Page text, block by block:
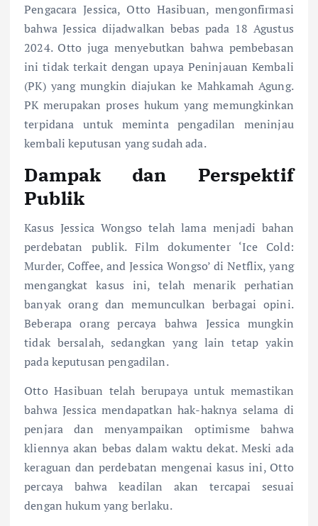
Pengacara Jessica, Otto Hasibuan, mengonfirmasi
bahwa Jessica dijadwalkan bebas pada 18 Agustus
2024. Otto juga menyebutkan bahwa pembebasan
ini tidak terkait dengan upaya Peninjauan Kembali
(PK) yang mungkin diajukan ke Mahkamah Agung.
PK merupakan proses hukum yang memungkinkan
terpidana untuk meminta pengadilan meninjau
kembali keputusan yang sudah ada.
Dampak dan Perspektif
Publik
Kasus Jessica Wongso telah lama menjadi bahan
perdebatan publik. Film dokumenter ‘Ice Cold:
Murder, Coffee, and Jessica Wongso’ di Netflix, yang
mengangkat kasus ini, telah menarik perhatian
banyak orang dan memunculkan berbagai opini.
Beberapa orang percaya bahwa Jessica mungkin
tidak bersalah, sedangkan yang lain tetap yakin
pada keputusan pengadilan.
Otto Hasibuan telah berupaya untuk memastikan
bahwa Jessica mendapatkan hak-haknya selama di
penjara dan menyampaikan optimisme bahwa
kliennya akan bebas dalam waktu dekat. Meski ada
keraguan dan perdebatan mengenai kasus ini, Otto
percaya bahwa keadilan akan tercapai sesuai
dengan hukum yang berlaku.